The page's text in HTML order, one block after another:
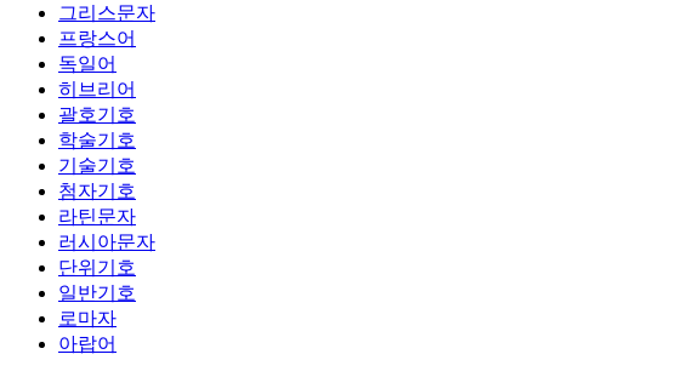
그리스문자
프랑스어
독일어
히브리어
괄호기호
학술기호
기술기호
첨자기호
라틴문자
러시아문자
단위기호
일반기호
로마자
아랍어